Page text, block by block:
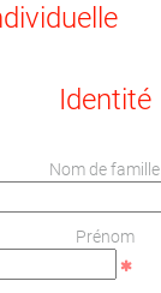
Identité
Nom de famille
Prénom